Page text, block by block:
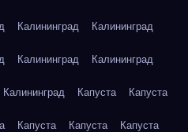
Калининград Калининград
Калининград Калининград
Калининград Капуста Капуста
Капуста Капуста Капуста